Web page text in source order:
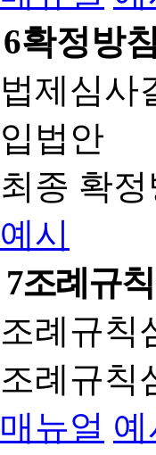
6확정방
법제심사
입법안
최종 확정
예시
7조례규
조례규칙
조례규칙
매뉴얼 예